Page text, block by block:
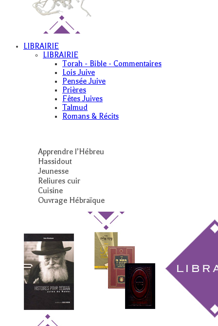
LIBRAIRIE
LIBRAIRIE
Torah - Bible - Commentaires
Lois Juive
Pensée Juive
Prières
Fêtes Juives
Talmud
Romans & Récits
Apprendre l’Hébreu
Hassidout
Jeunesse
Reliures cuir
Cuisine
Ouvrage Hébraïque